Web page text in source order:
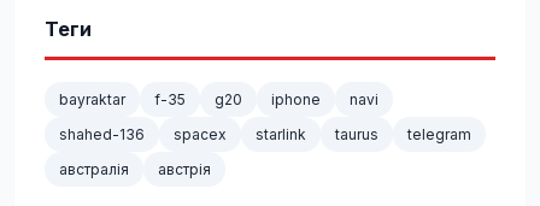
Теги
bayraktar f-35 g20 iphone
navi
shahed-136
spacex starlink taurus
telegram
австралія
австрія